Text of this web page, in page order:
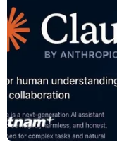
Chùa được thiết kế,
Nam.